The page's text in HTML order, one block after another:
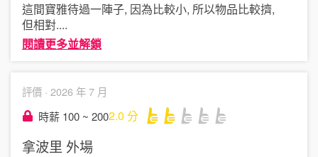
這間寶雅待過一陣子, 因為比較小, 所以物品比較擠,
但相對....
閱讀更多並解鎖
評價 · 2026 年 7 月
時薪 100 ~ 2002.0 分
拿波里 外場